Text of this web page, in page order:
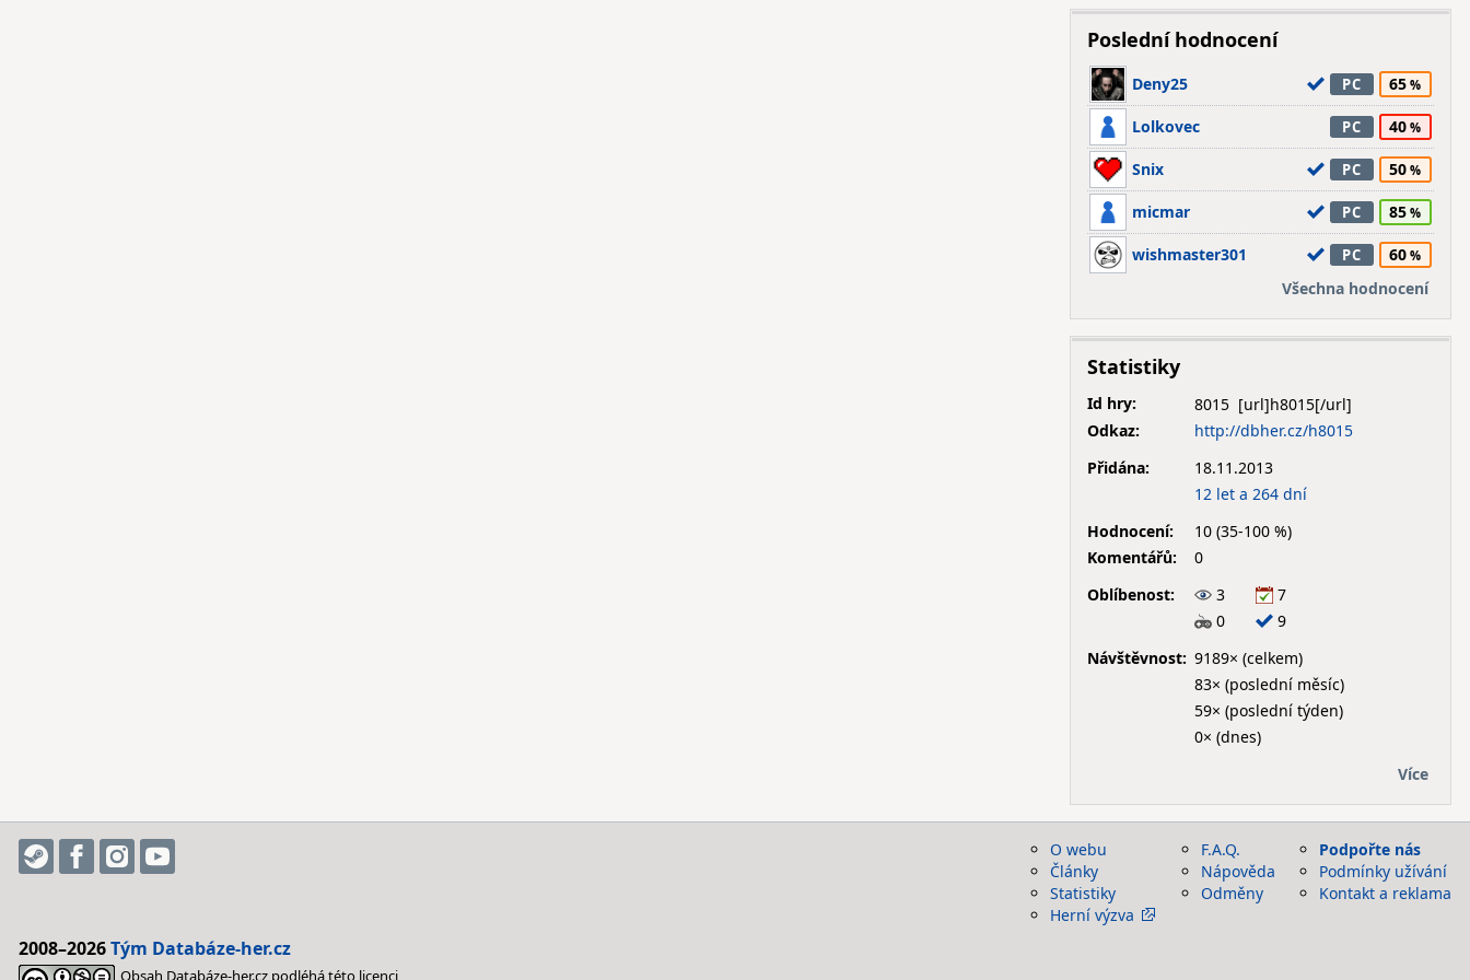
Poslední hodnocení
Deny25 PC 65
Lolkovec PC 40
Snix PC 50
micmar PC 85
wishmaster301 PC
60
Všechna hodnocení
Statistiky
Id hry:
8015
Odkaz:
http://dbher.cz/h8015
Přidána:
18.11.2013
12 let a 264 dní
Hodnocení:
10 (35-100 %)
Komentářů:
0
Oblíbenost:
3
7
0
9
Návštěvnost: 9189× (celkem)
83× (poslední měsíc)
59× (poslední týden)
0× (dnes)
Více
O webu
Články
Statistiky
Herní výzva
F.A.Q.
Nápověda
Odměny
Podpořte nás
Podmínky užívání
Kontakt a reklama
2008–2026Tým Databáze-her.cz
Obsah Databáze-her.cz podléhá této licenci